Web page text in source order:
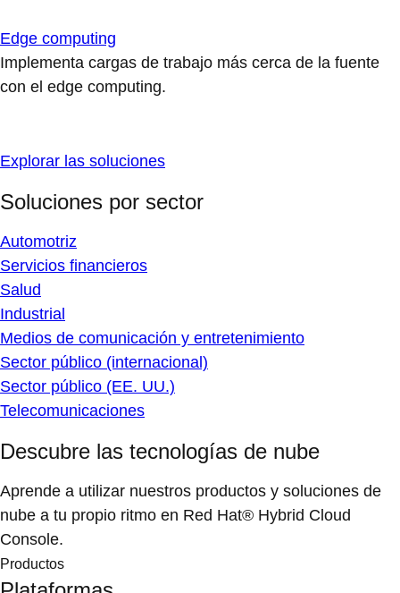
Edge computing
Implementa cargas de trabajo más cerca de la fuente
con el edge computing.
Explorar las soluciones
Soluciones por sector
Automotriz
Servicios financieros
Salud
Industrial
Medios de comunicación y entretenimiento
Sector público (internacional)
Sector público (EE. UU.)
Telecomunicaciones
Descubre las tecnologías de nube
Aprende a utilizar nuestros productos y soluciones de
nube a tu propio ritmo en Red Hat® Hybrid Cloud
Console.
Productos